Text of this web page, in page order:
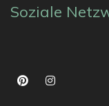
Soziale